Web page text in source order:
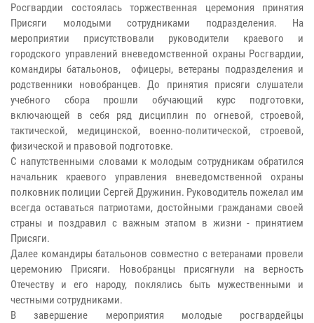
Росгвардии состоялась торжественная церемония принятия
Присяги молодыми сотрудниками подразделения. На
мероприятии присутствовали руководители краевого и
городского управлений вневедомственной охраны Росгвардии,
командиры батальонов, офицеры, ветераны подразделения и
родственники новобранцев. До принятия присяги слушатели
учебного сбора прошли обучающий курс подготовки,
включающей в себя ряд дисциплин по огневой, строевой,
тактической, медицинской, военно-политической, строевой,
физической и правовой подготовке.
С напутственными словами к молодым сотрудникам обратился
начальник краевого управления вневедомственной охраны
полковник полиции Сергей Дружинин. Руководитель пожелал им
всегда оставаться патриотами, достойными гражданами своей
страны и поздравил с важным этапом в жизни - принятием
Присяги.
Далее командиры батальонов совместно с ветеранами провели
церемонию Присяги. Новобранцы присягнули на верность
Отечеству и его народу, поклялись быть мужественными и
честными сотрудниками.
В завершение мероприятия молодые росгвардейцы